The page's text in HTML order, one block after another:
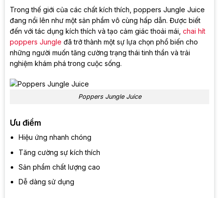
Trong thế giới của các chất kích thích, poppers Jungle Juice
đang nổi lên như một sản phẩm vô cùng hấp dẫn. Được biết
đến với tác dụng kích thích và tạo cảm giác thoải mái, chai hít
poppers Jungle đã trở thành một sự lựa chọn phổ biến cho
những người muốn tăng cường trạng thái tinh thần và trải
nghiệm khám phá trong cuộc sống.
Poppers Jungle Juice
Ưu điểm
Hiệu ứng nhanh chóng
Tăng cường sự kích thích
Sản phẩm chất lượng cao
Dễ dàng sử dụng